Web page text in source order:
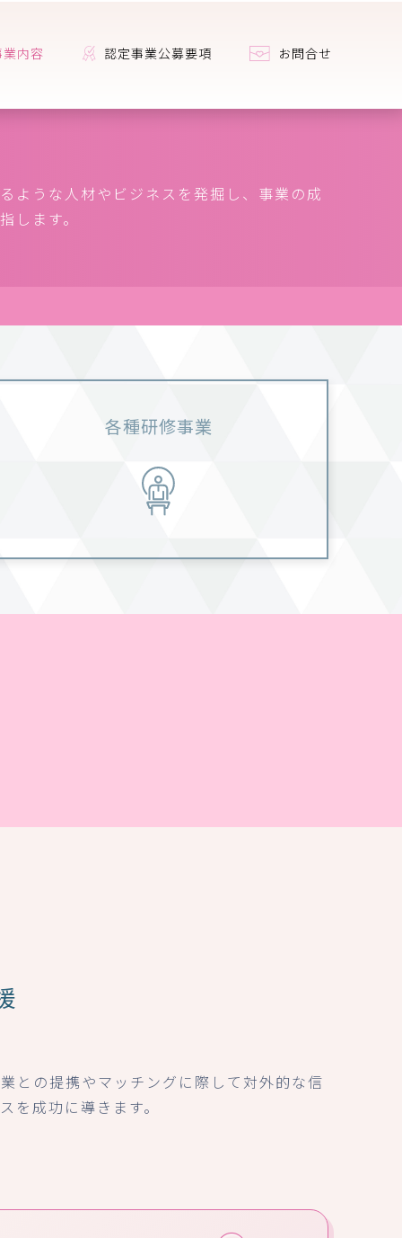
内容 認定事業公募要項 お問合せ
ような人材やビジネスを発掘し、事業の成
します。
各種研修事業
との提携やマッチングに際して対外的な信
成功に導きます。